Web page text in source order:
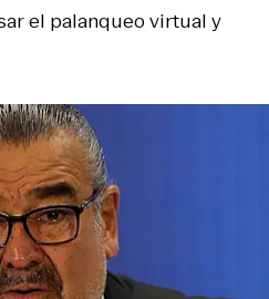
el palanqueo virtual y